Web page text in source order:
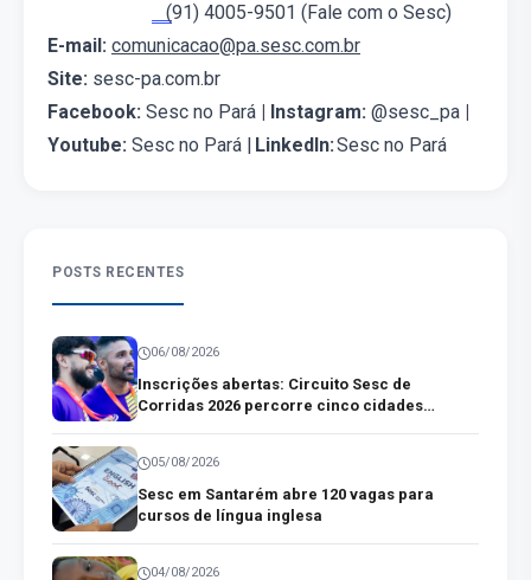
(91) 4005-9501 (Fale com o Sesc)
E-mail: comunicacao@pa.sesc.com.br
Site: sesc-pa.com.br
Facebook: Sesc no Pará | Instagram: @sesc_pa
Youtube: Sesc no Pará | LinkedIn:Sesc no Pará
POSTS RECENTES
06/08/2026
Inscrições abertas: Circuito Sesc de
Corridas 2026 percorre cinco cidades
05/08/2026
Sesc em Santarém abre 120 vagas para
cursos de língua inglesa
04/08/2026